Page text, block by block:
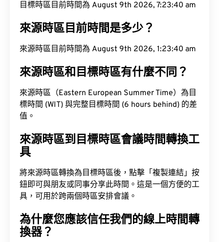
目標時區目前時間為 August 9th 2026, 7:23:41 am
來源時區目前時間是多少？
來源時區目前時間為 August 9th 2026, 1:23:41 am
來源時區和目標時區有什麼不同？
來源時區（Eastern European Summer Time）為目
標時間 (WIT) 與完整目標時間 (6 hours behind) 的差
值。
來源時區到目標時區會議時間轉換工
具
將來源時區轉換為目標時區後，點擊「複製連結」按
鈕即可與朋友或同事分享此時間。這是一個方便的工
具，可用於跨兩個時區安排會議。
為什麼您應該信任我們的線上時間轉
換器？